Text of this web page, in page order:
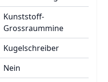
Kunststoff-
Grossraummine
Kugelschreiber
Nein